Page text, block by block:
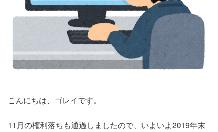
こんにちは、ゴレイです。
11月の権利落ちも通過しましたので、いよいよ2019年末